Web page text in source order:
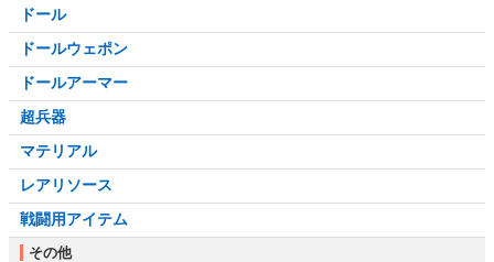
ドール
ドールウェポン
ドールアーマー
超兵器
マテリアル
レアリソース
戦闘用アイテム
その他